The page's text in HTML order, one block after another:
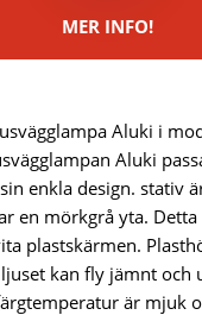
MER INFO!
Aluki i
Aluki
enkla design. stativ
en mörkgrå yta. Detta
plastskärmen.
kan fly jämnt och
är mjuk